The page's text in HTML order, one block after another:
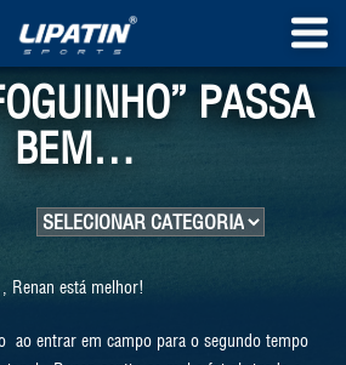
PASSA
BEM…
Renan está melhor!
ao entrar em campo para o segundo tempo